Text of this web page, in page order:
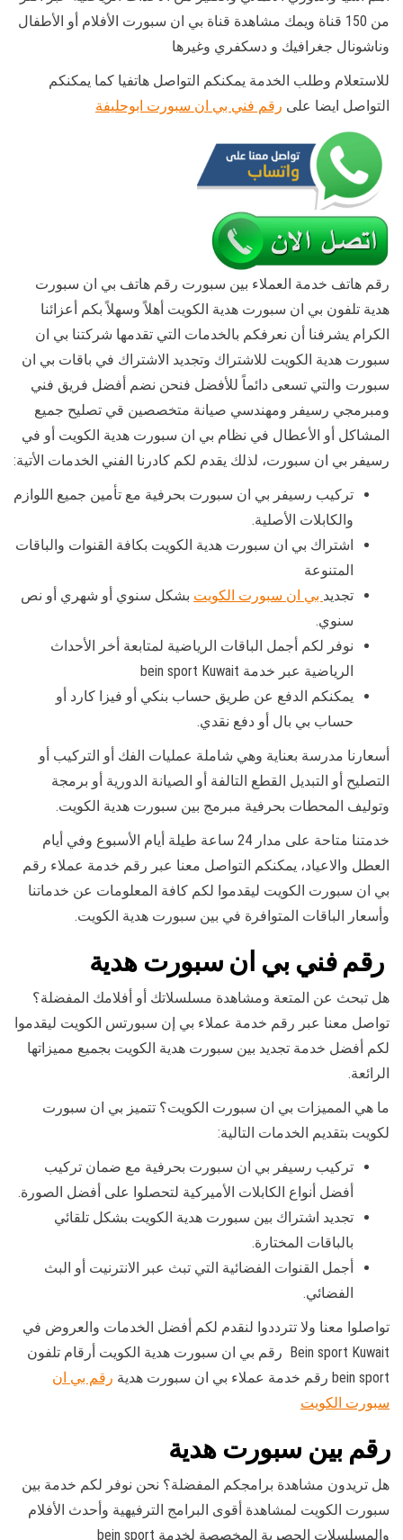
من 150 قناة ويمك مشاهدة قناة بي ان سبورت الأفلام أو الأطفال
وناشونال جغرافيك و دسكفري وغيرها
للاستعلام وطلب الخدمة يمكنكم التواصل هاتفيا كما يمكنكم
التواصل ايضا على رقم فني بي ان سبورت ابوحليفة
رقم هاتف خدمة العملاء بين سبورت رقم هاتف بي ان سبورت
هدية تلفون بي ان سبورت هدية الكويت أهلاً وسهلاً بكم أعزائنا
الكرام يشرفنا أن نعرفكم بالخدمات التي تقدمها شركتنا بي ان
سبورت هدية الكويت للاشتراك وتجديد الاشتراك في باقات بي ان
سبورت والتي تسعى دائماً للأفضل فنحن نضم أفضل فريق فني
ومبرمجي رسيفر ومهندسي صيانة متخصصين قي تصليح جميع
المشاكل أو الأعطال في نظام بي ان سبورت هدية الكويت أو في
رسيفر بي ان سبورت، لذلك يقدم لكم كادرنا الفني الخدمات الأتية:
تركيب رسيفر بي ان سبورت بحرفية مع تأمين جميع اللوازم
والكابلات الأصلية.
اشتراك بي ان سبورت هدية الكويت بكافة القنوات والباقات
المتنوعة
تجديد بي ان سبورت الكويت بشكل سنوي أو شهري أو نص
سنوي.
نوفر لكم أجمل الباقات الرياضية لمتابعة أخر الأحداث
الرياضية عبر خدمة bein sport Kuwait
يمكنكم الدفع عن طريق حساب بنكي أو فيزا كارد أو
حساب بي بال أو دفع نقدي.
أسعارنا مدرسة بعناية وهي شاملة عمليات الفك أو التركيب أو
التصليح أو التبديل القطع التالفة أو الصيانة الدورية أو برمجة
وتوليف المحطات بحرفية مبرمج بين سبورت هدية الكويت.
خدمتنا متاحة على مدار 24 ساعة طيلة أيام الأسبوع وفي أيام
العطل والاعياد، يمكنكم التواصل معنا عبر رقم خدمة عملاء رقم
بي ان سبورت الكويت ليقدموا لكم كافة المعلومات عن خدماتنا
وأسعار الباقات المتوافرة في بين سبورت هدية الكويت.
رقم فني بي ان سبورت هدية
هل تبحث عن المتعة ومشاهدة مسلسلاتك أو أفلامك المفضلة؟
تواصل معنا عبر رقم خدمة عملاء بي إن سبورتس الكويت ليقدموا
لكم أفضل خدمة تجديد بين سبورت هدية الكويت بجميع مميزاتها
الرائعة.
ما هي المميزات بي ان سبورت الكويت؟ تتميز بي ان سبورت
لكويت بتقديم الخدمات التالية:
تركيب رسيفر بي ان سبورت بحرفية مع ضمان تركيب
أفضل أنواع الكابلات الأميركية لتحصلوا على أفضل الصورة.
تجديد اشتراك بين سبورت هدية الكويت بشكل تلقائي
بالباقات المختارة.
أجمل القنوات الفضائية التي تبث عبر الانترنيت أو البث
الفضائي.
تواصلوا معنا ولا تترددوا لنقدم لكم أفضل الخدمات والعروض في
Bein sport Kuwait رقم بي ان سبورت هدية الكويت أرقام تلفون
bein sport رقم خدمة عملاء بي ان سبورت هدية
رقم بي ان
سبورت الكويت
رقم بين سبورت هدية
هل تريدون مشاهدة برامجكم المفضلة؟ نحن نوفر لكم خدمة بين
سبورت الكويت لمشاهدة أقوى البرامج الترفيهية وأحدث الأفلام
والمسلسلات الحصرية المخصصة لخدمة bein sport